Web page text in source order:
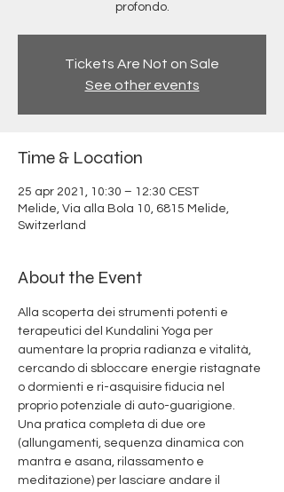
profondo.
Tickets Are Not on Sale
See other events
Time & Location
25 apr 2021, 10:30 – 12:30 CEST
Melide, Via alla Bola 10, 6815 Melide,
Switzerland
About the Event
Alla scoperta dei strumenti potenti e
terapeutici del Kundalini Yoga per
aumentare la propria radianza e vitalità,
cercando di sbloccare energie ristagnate
o dormienti e ri-asquisire fiducia nel
proprio potenziale di auto-guarigione.
Una pratica completa di due ore
(allungamenti, sequenza dinamica con
mantra e asana, rilassamento e
meditazione) per lasciare andare il